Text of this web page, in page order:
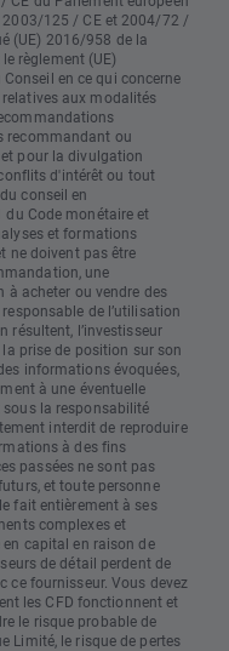
2003/125 / CE et 2004/72 /
(UE) 2016/958 de la
règlement (UE)
en ce qui concerne
aux modalités
recommandant ou
pour la divulgation
d'intérêt ou tout
conseil en
du Code monétaire et
et formations
ne doivent pas être
une
acheter ou vendre des
de l’utilisation
résultent, l’investisseur
prise de position sur son
informations évoquées,
à une éventuelle
sous la responsabilité
interdit de reproduire
à des fins
passées ne sont pas
et toute personne
fait entièrement à ses
complexes et
en capital en raison de
de détail perdent de
ce fournisseur. Vous devez
les CFD fonctionnent et
le risque probable de
Limité, le risque de pertes